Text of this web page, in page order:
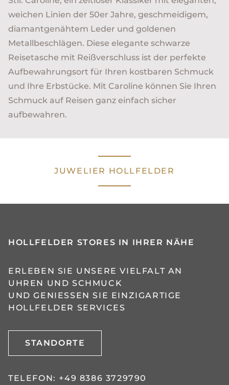
weichen Linien der 50er Jahre, geschmeidigem,
diamantgenähtem Leder und goldenen
Metallbeschlägen. Diese elegante schwarze
Reisetasche mit Reißverschluss ist der perfekte
Aufbewahrungsort für Ihren kostbaren Schmuck
und Ihre Erbstücke. Mit Caroline können Sie Ihren
Schmuck auf Reisen ganz einfach sicher
aufbewahren.
JUWELIER HOLLFELDER
HOLLFELDER STORES IN IHRER NÄHE
ERLEBEN SIE UNSERE VIELFALT AN
UHREN UND SCHMUCK
UND GENIESSEN SIE EINZIGARTIGE H
OLLFELDER SERVICES
STANDORTE
TELEFON: +49 8386 3729790